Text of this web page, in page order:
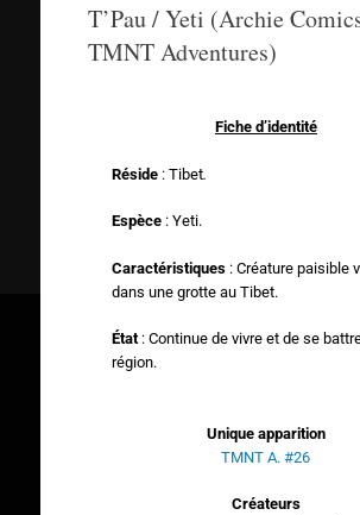
T’Pau / Yeti (Archie
TMNT Adventures)
Fiche d’identité
Réside : Tibet.
Espèce: Yeti.
Caractéristiques : Créature paisible
dans une grotte au Tibet.
État: Continue de vivre et de se
région.
Unique apparition
TMNT A. #26
Créateurs